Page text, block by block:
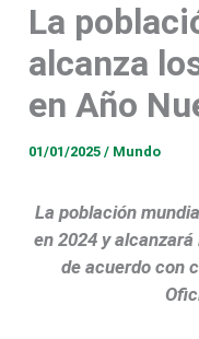
La
alcanza
en Año
01/01/2025/ Mundo
La población
en 2024 y
de acuerdo con